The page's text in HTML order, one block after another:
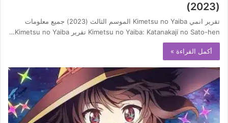
(2023)
تقرير انمي Kimetsu no Yaiba الموسم الثالث (2023) جميع معلومات
Kimetsu no Yaiba: Katanakaji no Sato-hen تقرير Kimetsu no Yaiba…
أكمل القراءة »